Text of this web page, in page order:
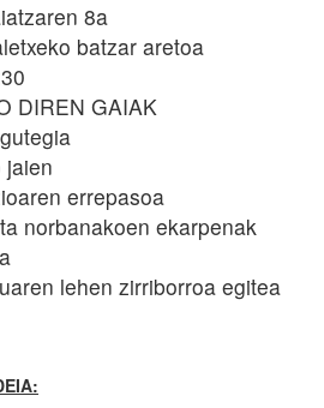
8a
batzar aretoa
DIREN GAIAK
jaien
errepasoa
norbanakoen ekarpenak
lehen zirriborroa egitea